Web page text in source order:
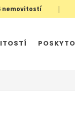
nemovitostí |